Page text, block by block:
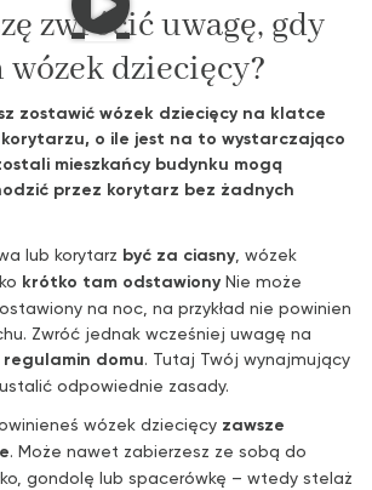
zwrócić uwagę, gdy
dziecięcy?
zostawić wózek dziecięcy na klatce
o ile jest na to wystarczająco
mieszkańcy budynku mogą
przez korytarz bez żadnych
lub korytarz być za ciasny , wózek
krótko tam odstawiony Nie może
na noc, na przykład nie powinien
Zwróć jednak wcześniej uwagę na
domu. Tutaj Twój wynajmujący
odpowiednie zasady.
wózek dziecięcy zawsze
. Może nawet zabierzesz ze sobą do
gondolę lub spacerówkę – wtedy stelaż